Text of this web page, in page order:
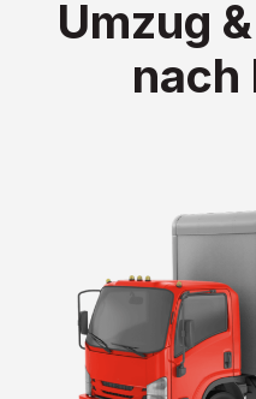
Umzug
nach